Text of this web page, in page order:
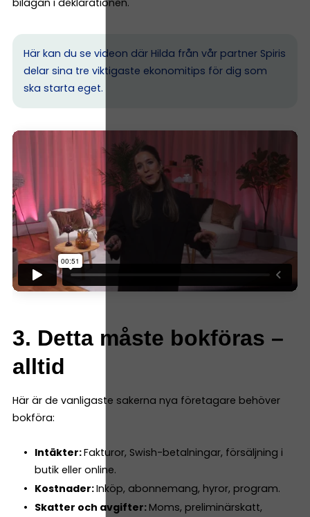
Här kan du se videon där Hilda från vår partner Spiris
delar sina tre viktigaste ekonomitips för dig som
ska starta eget.
3. Detta måste bokföras –
alltid
Här är de vanligaste sakerna nya företagare behöver
bokföra:
Intäkter:Fakturor, Swish-betalningar, försäljning i
butik eller online.
Kostnader:Inköp, abonnemang, hyror, program.
Skatter och avgifter: Moms, preliminärskatt,